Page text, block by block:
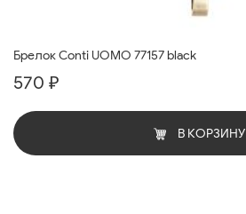
Брелок Conti UOMO 77157 black
570 ₽
В КОРЗИНУ